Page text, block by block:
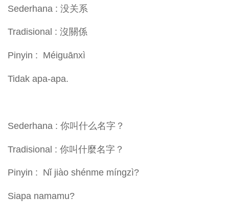
Sederhana : 没关系
Tradisional : 沒關係
Pinyin : Méiguānxì
Tidak apa-apa.
Sederhana : 你叫什么名字？
Tradisional : 你叫什麼名字？
Pinyin : Nǐ jiào shénme míngzì?
Siapa namamu?